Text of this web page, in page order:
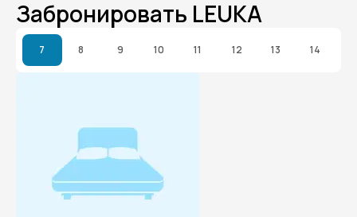
Забронировать LEUKA
7 8 9 10 11 12 13 14